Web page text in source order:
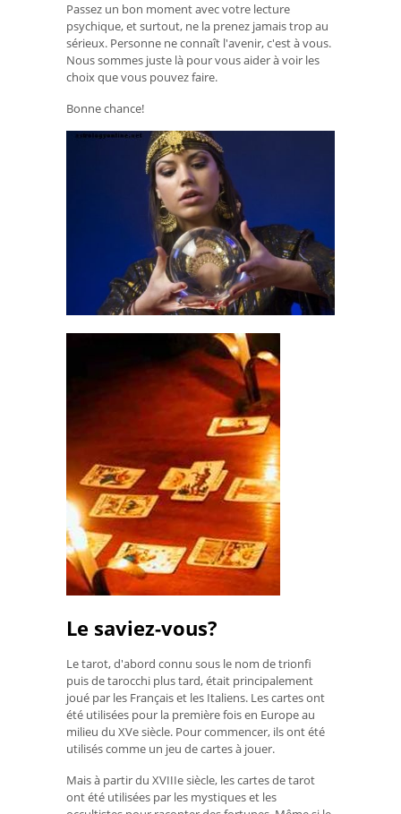
Passez un bon moment avec votre lecture
psychique, et surtout, ne la prenez jamais trop au
sérieux. Personne ne connaît l'avenir, c'est à vous.
Nous sommes juste là pour vous aider à voir les
choix que vous pouvez faire.
Bonne chance!
Le saviez-vous?
Le tarot, d'abord connu sous le nom de trionfi
puis de tarocchi plus tard, était principalement
joué par les Français et les Italiens. Les cartes ont
été utilisées pour la première fois en Europe au
milieu du XVe siècle. Pour commencer, ils ont été
utilisés comme un jeu de cartes à jouer.
Mais à partir du XVIIIe siècle, les cartes de tarot
ont été utilisées par les mystiques et les